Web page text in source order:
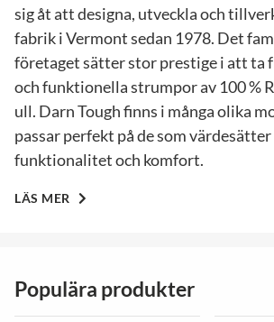
sig åt att designa, utveckla och
fabrik i Vermont sedan 1978. Det
företaget sätter stor prestige i att ta
och funktionella strumpor av 100 %
ull. Darn Tough finns i många olika
passar perfekt på de som
funktionalitet och komfort.
LÄS MER
Populära produkter